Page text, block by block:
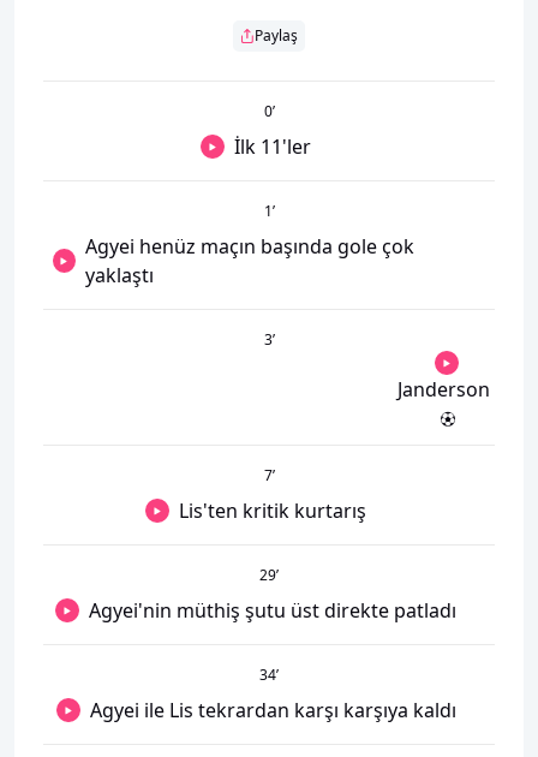
Paylaş
0’
İlk 11'ler
1’
Agyei henüz maçın başında gole çok
yaklaştı
3’
Janderson
7’
Lis'ten kritik kurtarış
29’
Agyei'nin müthiş şutu üst direkte patladı
34’
Agyei ile Lis tekrardan karşı karşıya kaldı